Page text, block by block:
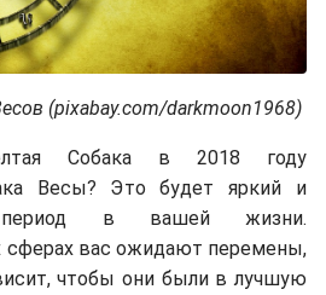
(pixabay.com/darkmoon1968)
Собака в 2018 году
Весы? Это будет яркий и
период в вашей жизни.
сферах вас ожидают перемены,
чтобы они были в лучшую